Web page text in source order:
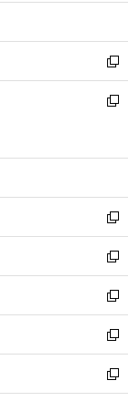
開
く
ン
ウ
で
開
く
ウ
ン
ド
ウ
で
し
ウ
ィ
ン
ド
開
新
し
い
ン
ウ
で
開
く
新
ウ
ン
ド
ウ
で
開
く
新
し
い
ウ
ィ
ン
ド
ウ
で
開
新
し
い
ウ
ィ
ン
ド
ウ
新
し
い
ウ
ィ
ン
新
し
い
ウ
新
し